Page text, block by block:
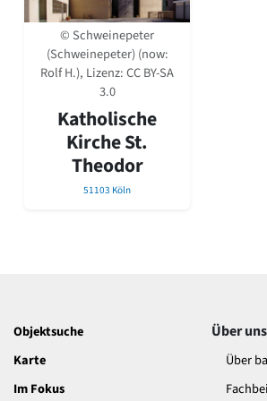
David Chipperfield
Harald Deilmann
Gottfried Böhm
Schneider von Esleben
Peter Behrens
Big Beautiful Buildings (Großbauten
Gesamtübersicht...
Gegenwart
Klassizismus
Barock
Gotik
© Schweinepeter
(Schweinepeter) (now:
Rolf H.), Lizenz:CC BY-SA
3.0
Katholische
Kirche St.
Theodor
51103 Köln
Objektsuche
Karte
Im Fokus
Über uns
Über